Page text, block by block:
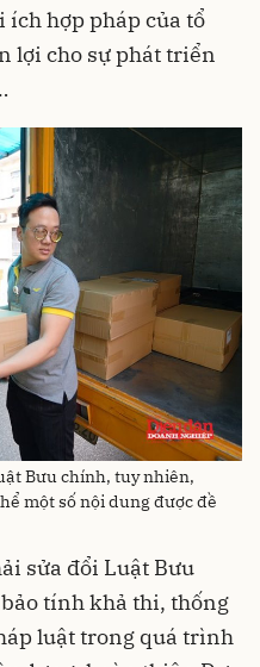
ích hợp pháp của tổ
lợi cho sự phát triển
Bưu chính, tuy nhiên,
một số nội dung được đề
sửa đổi Luật Bưu
tính khả thi, thống
luật trong quá trình